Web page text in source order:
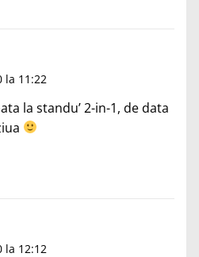
la 11:22
la standu’ 2-in-1, de data
la 12:12